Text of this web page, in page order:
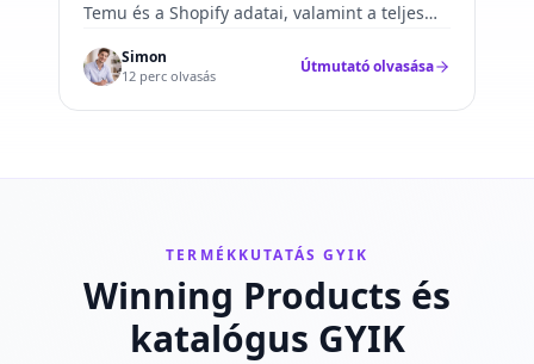
Temu és a Shopify adatai, valamint a teljes
megfelelőség alapján.
Simon
12 perc olvasás Útmutató olvasása
TERMÉKKUTATÁS GYIK
Winning Products és
katalógus GYIK